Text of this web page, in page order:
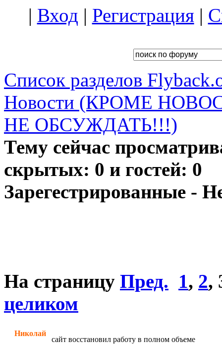
| Вход | Регистрация|
Список разделов
Новости (КРОМЕ
НЕ ОБСУЖДАТЬ!!!)
Тему сейчас
скрытых: 0 и гостей: 0
Зарегестрированные -
На страницу Пред. 1, 2,
целиком
Николай
сайт восстановил работу в полном объеме